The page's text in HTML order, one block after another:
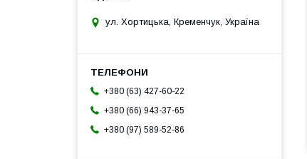
ул. Хортицька, Кременчук, Україна
+380 (63) 427-60-22
+380 (66) 943-37-65
+380 (97) 589-52-86